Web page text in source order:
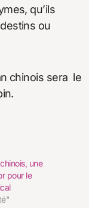
qu’ils
ou
chinois sera le
une
pour le